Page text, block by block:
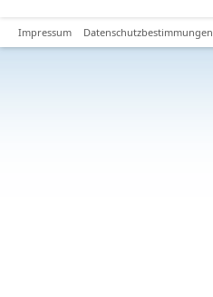
Impressum Datenschutzbestimmungen